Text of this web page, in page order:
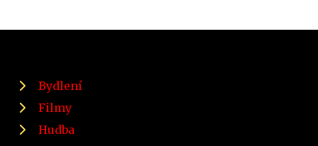
Bydlení
Filmy
Hudba